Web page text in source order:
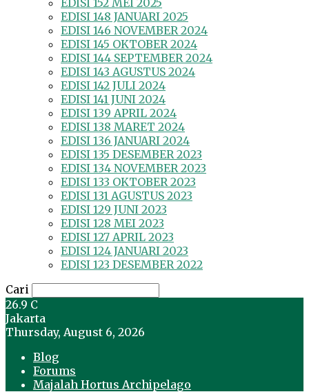
EDISI 152 MEI 2025
EDISI 148 JANUARI 2025
EDISI 146 NOVEMBER 2024
EDISI 145 OKTOBER 2024
EDISI 144 SEPTEMBER 2024
EDISI 143 AGUSTUS 2024
EDISI 142 JULI 2024
EDISI 141 JUNI 2024
EDISI 139 APRIL 2024
EDISI 138 MARET 2024
EDISI 136 JANUARI 2024
EDISI 135 DESEMBER 2023
EDISI 134 NOVEMBER 2023
EDISI 133 OKTOBER 2023
EDISI 131 AGUSTUS 2023
EDISI 129 JUNI 2023
EDISI 128 MEI 2023
EDISI 127 APRIL 2023
EDISI 124 JANUARI 2023
EDISI 123 DESEMBER 2022
Cari
26.9 C
Jakarta
Thursday, August 6, 2026
Blog
Forums
Majalah Hortus Archipelago